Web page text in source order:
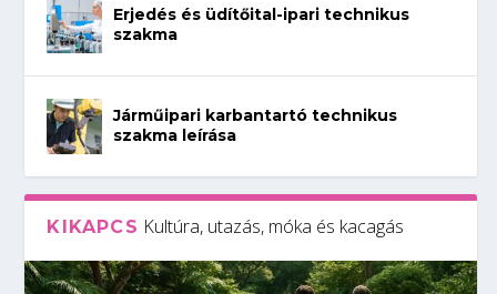
Erjedés és üdítőital-ipari technikus
szakma
Járműipari karbantartó technikus
szakma leírása
KIKAPCS Kultúra, utazás, móka és kacagás